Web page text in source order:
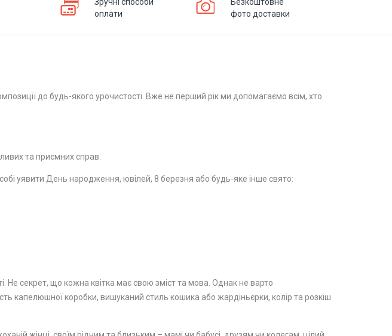
Зручні способи
оплати
Безкоштовне
фото доставки
до будь-якого урочистості. Вже не перший рік ми допомагаємо всім, хто
та приємних справ.
уявити День народження, ювілей, 8 березня або будь-яке інше свято:
Не секрет, що кожна квітка має свою зміст та мова. Однак не варто
капелюшної коробки, вишуканий стиль кошика або жардіньєрки, колір та розкіш